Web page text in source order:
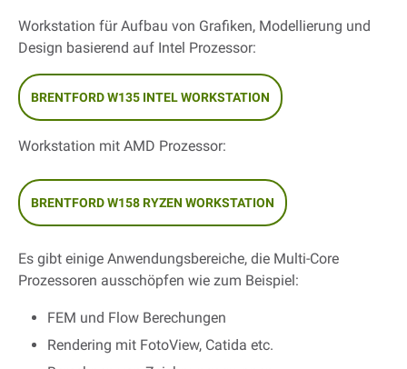
Workstation für Aufbau von Grafiken, Modellierung und
Design basierend auf Intel Prozessor:
BRENTFORD W135 INTEL WORKSTATION
Workstation mit AMD Prozessor:
BRENTFORD W158 RYZEN WORKSTATION
Es gibt einige Anwendungsbereiche, die Multi-Core
Prozessoren ausschöpfen wie zum Beispiel:
FEM und Flow Berechungen
Rendering mit FotoView, Catida etc.